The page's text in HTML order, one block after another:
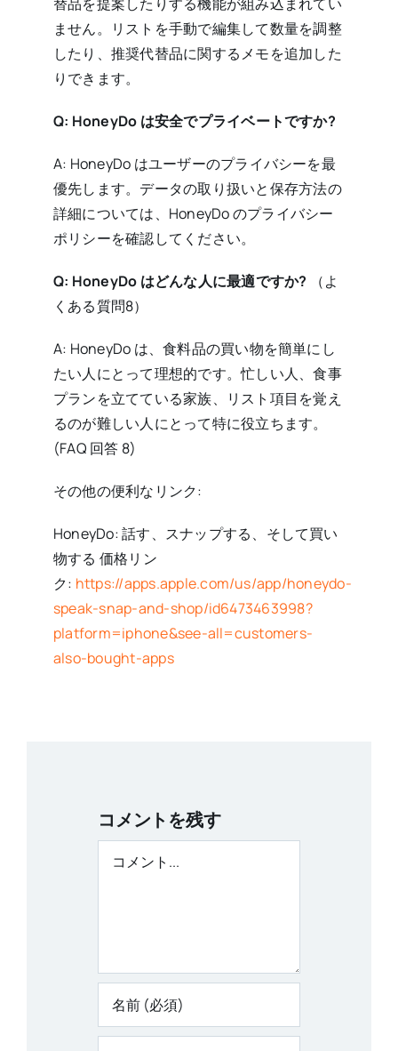
ません。リストを手動で編集して数量を調整
したり、推奨代替品に関するメモを追加した
りできます。
Q: HoneyDo は安全でプライベートですか?
A: HoneyDo はユーザーのプライバシーを最
優先します。データの取り扱いと保存方法の
詳細については、HoneyDo のプライバシー
ポリシーを確認してください。
Q: HoneyDo はどんな人に最適ですか? （よ
くある質問8）
A: HoneyDo は、食料品の買い物を簡単にし
たい人にとって理想的です。忙しい人、食事
プランを立てている家族、リスト項目を覚え
るのが難しい人にとって特に役立ちます。
(FAQ 回答 8)
その他の便利なリンク:
HoneyDo: 話す、スナップする、そして買い
物する 価格リン
ク: https://apps.apple.com/us/app/honeydo-
speak-snap-and-shop/id6473463998?
platform=iphone&see-all=customers-
also-bought-apps
コメントを残す